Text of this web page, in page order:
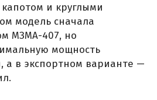
и круглыми
модель сначала
МЗМА-407, но
мощность
а в экспортном варианте —